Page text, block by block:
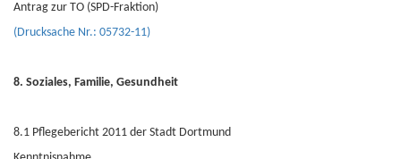
Antrag zur TO (SPD-Fraktion)
(Drucksache Nr.: 05732-11)
8. Soziales, Familie, Gesundheit
8.1 Pflegebericht 2011 der Stadt Dortmund